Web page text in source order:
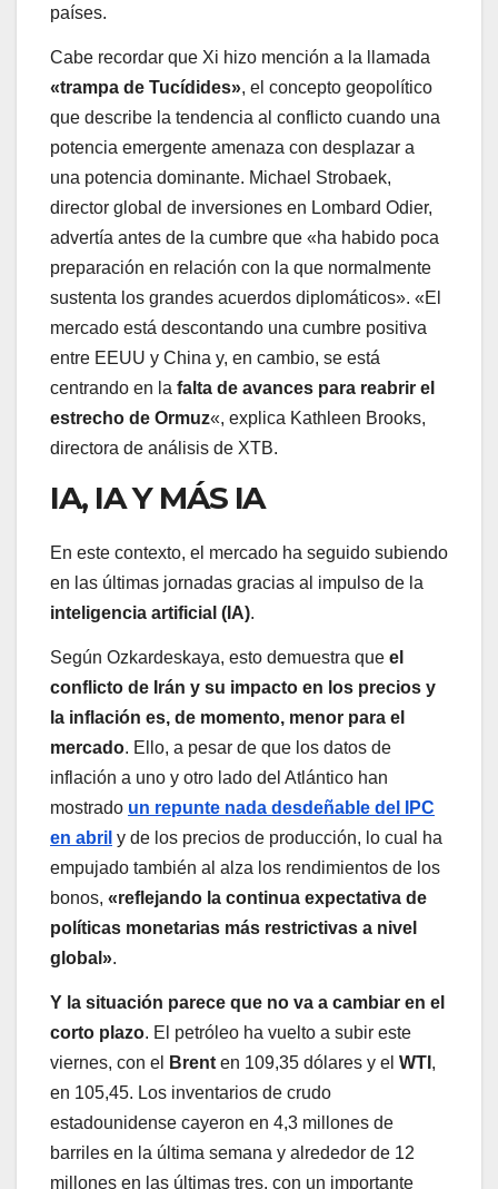
países.
Cabe recordar que Xi hizo mención a la llamada
«trampa de Tucídides», el concepto geopolítico
que describe la tendencia al conflicto cuando una
potencia emergente amenaza con desplazar a
una potencia dominante. Michael Strobaek,
director global de inversiones en Lombard Odier,
advertía antes de la cumbre que «ha habido poca
preparación en relación con la que normalmente
sustenta los grandes acuerdos diplomáticos». «El
mercado está descontando una cumbre positiva
entre EEUU y China y, en cambio, se está
centrando en la falta de avances para reabrir el
estrecho de Ormuz«, explica Kathleen Brooks,
directora de análisis de XTB.
IA, IA Y MÁS IA
En este contexto, el mercado ha seguido subiendo
en las últimas jornadas gracias al impulso de la
inteligencia artificial (IA).
Según Ozkardeskaya, esto demuestra que el
conflicto de Irán y su impacto en los precios y
la inflación es, de momento, menor para el
mercado. Ello, a pesar de que los datos de
inflación a uno y otro lado del Atlántico han
mostrado un repunte nada desdeñable del IPC
en abril y de los precios de producción, lo cual ha
empujado también al alza los rendimientos de los
bonos, «reflejando la continua expectativa de
políticas monetarias más restrictivas a nivel
global».
Y la situación parece que no va a cambiar en el
corto plazo. El petróleo ha vuelto a subir este
viernes, con el
Brent en 109,35 dólares y el WTI ,
en 105,45. Los inventarios de crudo
estadounidense cayeron en 4,3 millones de
barriles en la última semana y alrededor de 12
millones en las últimas tres, con un importante